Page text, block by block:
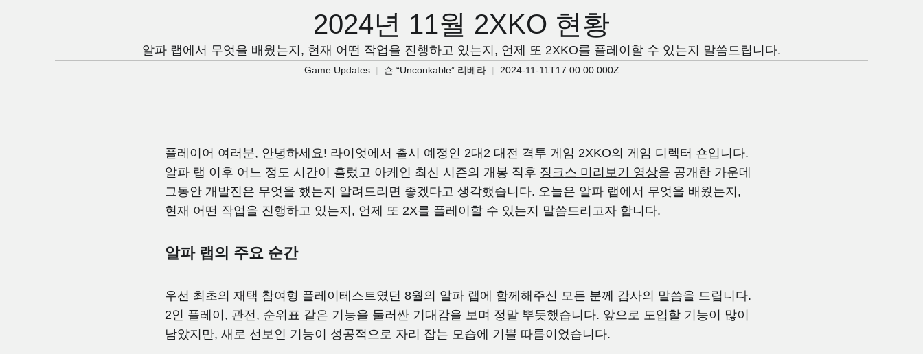
2024년 11월 2XKO 현황
알파 랩에서 무엇을 배웠는지, 현재 어떤 작업을 진행하고 있는지, 언제 또 2XKO를 플레이할 수 있는지 말씀드립니다.
Game Updates 숀 “Unconkable” 리베라 2024-11-11T17:00:00.000Z
플레이어 여러분, 안녕하세요! 라이엇에서 출시 예정인 2대2 대전 격투 게임 2XKO의 게임 디렉터 숀입니다.
알파 랩 이후 어느 정도 시간이 흘렀고 아케인 최신 시즌의 개봉 직후 징크스 미리보기 영상을 공개한 가운데
그동안 개발진은 무엇을 했는지 알려드리면 좋겠다고 생각했습니다. 오늘은 알파 랩에서 무엇을 배웠는지,
현재 어떤 작업을 진행하고 있는지, 언제 또 2X를 플레이할 수 있는지 말씀드리고자 합니다.
알파 랩의 주요 순간
우선 최초의 재택 참여형 플레이테스트였던 8월의 알파 랩에 함께해주신 모든 분께 감사의 말씀을 드립니다.
2인 플레이, 관전, 순위표 같은 기능을 둘러싼 기대감을 보며 정말 뿌듯했습니다. 앞으로 도입할 기능이 많이
남았지만, 새로 선보인 기능이 성공적으로 자리 잡는 모습에 기쁠 따름이었습니다.